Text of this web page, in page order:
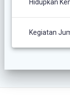
Hidupkan
Kegiatan